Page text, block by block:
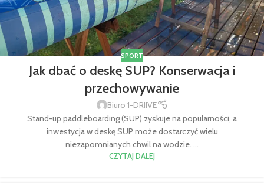
SPORT
Jak dbać o deskę SUP? Konserwacja i
przechowywanie
Biuro 1-DRIIVE
Stand-up paddleboarding (SUP) zyskuje na popularności, a
inwestycja w deskę SUP może dostarczyć wielu
niezapomnianych chwil na wodzie. ...
CZYTAJ DALEJ